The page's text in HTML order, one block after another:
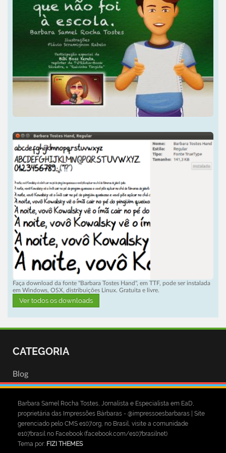
Faça download da fonte "Barbara Tostes Hand", em TTF, pode ser instalada
em Windows, OSX, distribuições Linux. Gratuita e livre.
Ver todos os downloads
CATEGORIA
Blog
Barbara Samel Rocha Tostes, Jornalista e Especialista em EaD,
proprietária das Impressões Bárbaras - @impressoesbarbaras | Site
gerenciado pelo CMS e107.org, no Brasil, visite a comunidade
e107brasil no Facebook (facebook.com/e107brasilnet)
Tema por: FIZI THEMES